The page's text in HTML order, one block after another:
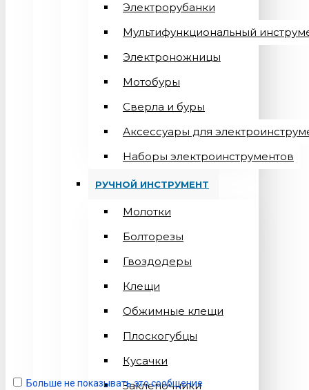
Электрорубанки
Мультифункциональный
Электроножницы
Мотобуры
Сверла и буры
Аксессуары для
Наборы электроинструментов
РУЧНОЙ ИНСТРУМЕНТ
Молотки
Болторезы
Гвоздодеры
Клещи
Обжимные клещи
Плоскогубцы
Кусачки
Заклепочники
Больше не показывать это сообщение